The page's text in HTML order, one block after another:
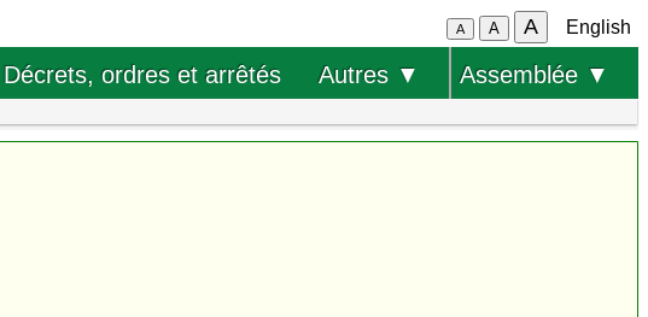
A A A English
Décrets, ordres et arrêtés Autres ▼ Assemblée ▼